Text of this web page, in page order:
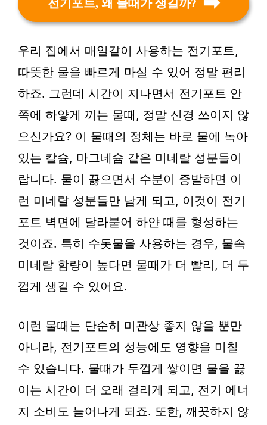
전기포트, 왜 물때가 생길까?
우리 집에서 매일같이 사용하는 전기포트,
따뜻한 물을 빠르게 마실 수 있어 정말 편리
하죠. 그런데 시간이 지나면서 전기포트 안
쪽에 하얗게 끼는 물때, 정말 신경 쓰이지 않
으신가요? 이 물때의 정체는 바로 물에 녹아
있는 칼슘, 마그네슘 같은 미네랄 성분들이
랍니다. 물이 끓으면서 수분이 증발하면 이
런 미네랄 성분들만 남게 되고, 이것이 전기
포트 벽면에 달라붙어 하얀 때를 형성하는
것이죠. 특히 수돗물을 사용하는 경우, 물속
미네랄 함량이 높다면 물때가 더 빨리, 더 두
껍게 생길 수 있어요.
이런 물때는 단순히 미관상 좋지 않을 뿐만
아니라, 전기포트의 성능에도 영향을 미칠
수 있습니다. 물때가 두껍게 쌓이면 물을 끓
이는 시간이 더 오래 걸리게 되고, 전기 에너
지 소비도 늘어나게 되죠. 또한, 깨끗하지 않